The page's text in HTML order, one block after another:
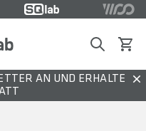
Search
AN UND ERHALTE